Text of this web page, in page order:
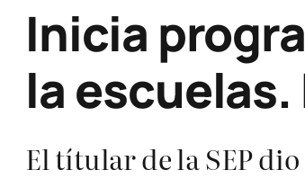
Inicia
la
El títular de la SEP